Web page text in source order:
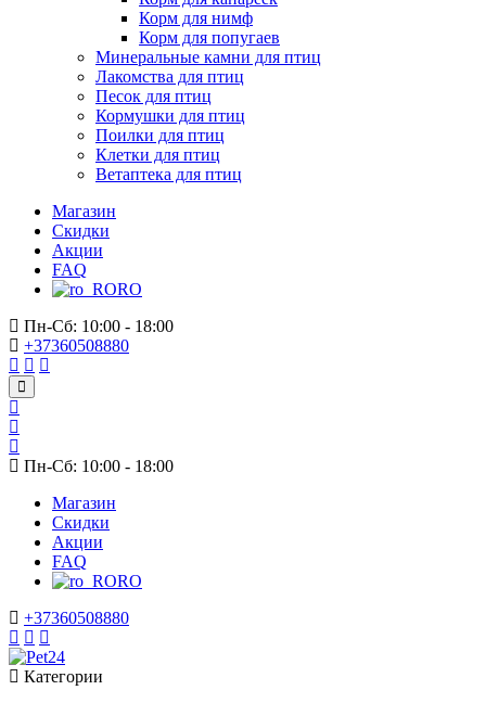
Корм для нимф
Корм для попугаев
Минеральные камни для птиц
Лакомства для птиц
Песок для птиц
Кормушки для птиц
Поилки для птиц
Клетки для птиц
Ветаптека для птиц
Магазин
Скидки
Акции
FAQ
RO
Пн-Сб: 10:00 - 18:00
+37360508880
Пн-Сб: 10:00 - 18:00
Магазин
Скидки
Акции
FAQ
RO
+37360508880
Категории